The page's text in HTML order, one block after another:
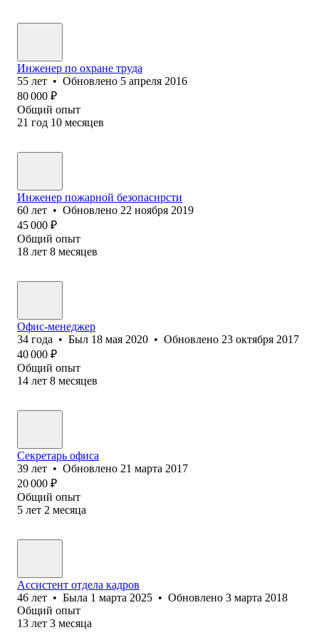
Инженер по охране труда
55 лет • Обновлено 5 апреля 2016
80 000 ₽
Общий опыт
21 год 10 месяцев
Инженер пожарной безопаснрсти
60 лет • Обновлено 22 ноября 2019
45 000 ₽
Общий опыт
18 лет 8 месяцев
Офис-менеджер
34 года • Был 18 мая 2020 • Обновлено 23 октября 2017
40 000 ₽
Общий опыт
14 лет 8 месяцев
Секретарь офиса
39 лет • Обновлено 21 марта 2017
20 000 ₽
Общий опыт
5 лет 2 месяца
Ассистент отдела кадров
46 лет • Была 1 марта 2025 • Обновлено 3 марта 2018
Общий опыт
13 лет 3 месяца